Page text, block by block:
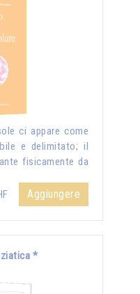
ci appare come
e delimitato; il
fisicamente da
Aggiungere
*